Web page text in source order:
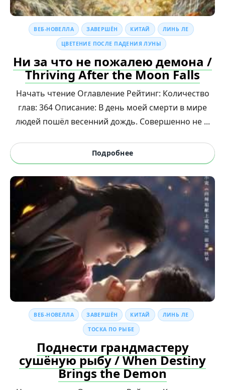
ВЕБ-НОВЕЛЛА ЗАВЕРШЁН КИТАЙ ЛИНЬ ЛЕ
ЦВЕТЕНИЕ ПОСЛЕ ПАДЕНИЯ ЛУНЫ
Ни за что не пожалею демона /
Thriving After the Moon Falls
Начать чтение Оглавление Рейтинг: Количество
глав: 364 Описание: В день моей смерти в мире
людей пошёл весенний дождь. Совершенно не ...
Подробнее
ВЕБ-НОВЕЛЛА ЗАВЕРШЁН КИТАЙ ЛИНЬ ЛЕ
ТОСКА ПО РЫБЕ
Поднести грандмастеру
сушёную рыбу / When Destiny
Brings the Demon